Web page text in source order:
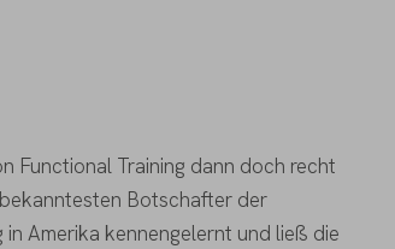
Functional Training dann doch recht
Botschafter der
Amerika kennengelernt und ließ die